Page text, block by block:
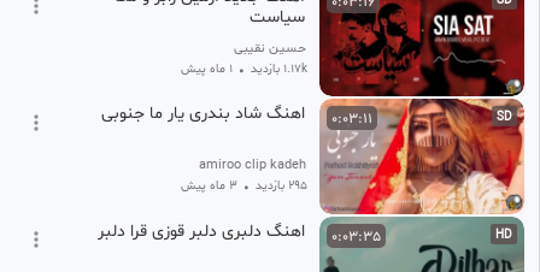
سیاست
حسین نقیبی
1.17k بازدید • 1 ماه پیش
SD
0:03:11 اهنگ شاد بندری یار ما جنوبی
amiroo clip kadeh
295 بازدید • 3 ماه پیش
HD
0:03:35 اهنگ دلبری دلبر قوزی قرا دلبر